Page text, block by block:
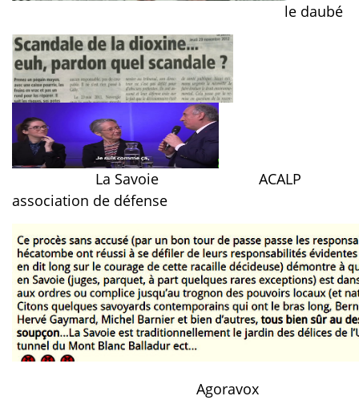
le daubé
La Savoie ACALP
association de défense
Agoravox